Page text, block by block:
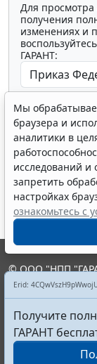
Для просмотра
получения
изменениях и
ГАРАНТ:
Мы
браузера и
аналитики в
исследований
запретить
настройках
ознакомьтесь с
Erid:
Получите
ГАРАНТ
© ООО "НПП
выпускается с
являются
информации
Портал
издания